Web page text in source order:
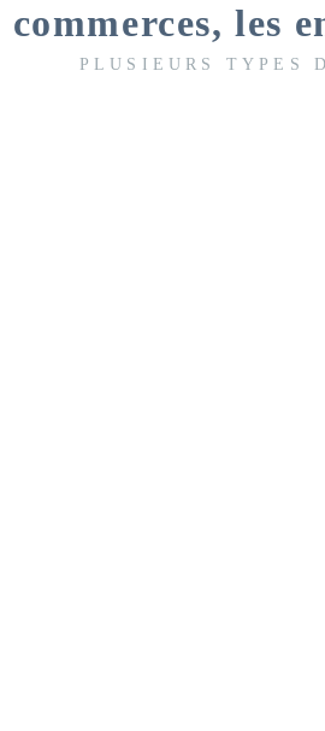
commerces, les
PLUSIEURS TYPES